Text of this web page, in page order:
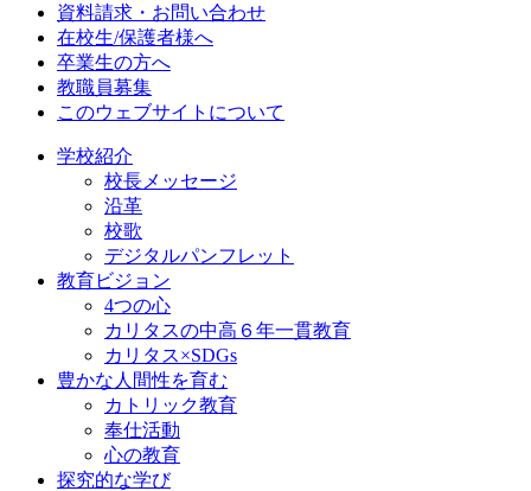
資料請求・お問い合わせ
在校生/保護者様へ
卒業生の方へ
教職員募集
このウェブサイトについて
学校紹介
校長メッセージ
沿革
校歌
デジタルパンフレット
教育ビジョン
4つの心
カリタスの中高６年一貫教育
カリタス×SDGs
豊かな人間性を育む
カトリック教育
奉仕活動
心の教育
探究的な学び